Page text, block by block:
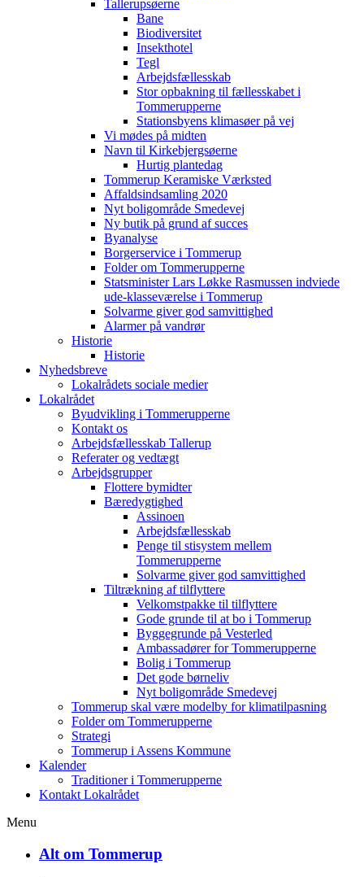
Tallerupsøerne
Bane
Biodiversitet
Insekthotel
Tegl
Arbejdsfællesskab
Stor opbakning til fællesskabet i
Tommerupperne
Stationsbyens klimasøer på vej
Vi mødes på midten
Navn til Kirkebjergsøerne
Hurtig plantedag
Tommerup Keramiske Værksted
Affaldsindsamling 2020
Nyt boligområde Smedevej
Ny butik på grund af succes
Byanalyse
Borgerservice i Tommerup
Folder om Tommerupperne
Statsminister Lars Løkke Rasmussen indviede
ude-klasseværelse i Tommerup
Solvarme giver god samvittighed
Alarmer på vandrør
Historie
Historie
Nyhedsbreve
Lokalrådets sociale medier
Lokalrådet
Byudvikling i Tommerupperne
Kontakt os
Arbejdsfællesskab Tallerup
Referater og vedtægt
Arbejdsgrupper
Flottere bymidter
Bæredygtighed
Assinoen
Arbejdsfællesskab
Penge til stisystem mellem
Tommerupperne
Solvarme giver god samvittighed
Tiltrækning af tilflyttere
Velkomstpakke til tilflyttere
Gode grunde til at bo i Tommerup
Byggegrunde på Vesterled
Ambassadører for Tommerupperne
Bolig i Tommerup
Det gode børneliv
Nyt boligområde Smedevej
Tommerup skal være modelby for klimatilpasning
Folder om Tommerupperne
Strategi
Tommerup i Assens Kommune
Kalender
Traditioner i Tommerupperne
Kontakt Lokalrådet
Menu
Alt om Tommerup